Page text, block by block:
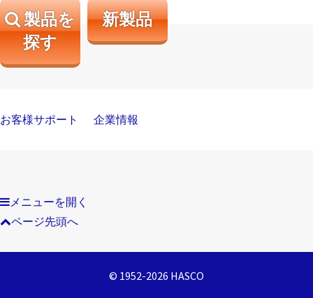
製品を
探す
新製品
お客様サポート 企業情報
メニューを開く
ページ先頭へ
© 1952-2026 HASCO